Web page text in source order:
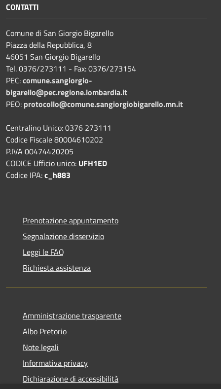
CONTATTI
Comune di San Giorgio Bigarello
Piazza della Repubblica, 8
46051 San Giorgio Bigarello
Tel. 0376/273111 - Fax: 0376/273154
PEC:comune.sangiorgio-
bigarello@pec.regione.lombardia.it
PEO: protocollo@comune.sangiorgiobigarello.mn.it
Centralino Unico: 0376 273111
Codice Fiscale 80004610202
P.IVA 00474420205
CODICE Ufficio unico: UFH1ED
Codice IPA:c_h883
Prenotazione appuntamento
Segnalazione disservizio
Leggi le FAQ
Richiesta assistenza
Amministrazione trasparente
Albo Pretorio
Note legali
Informativa privacy
Dichiarazione di accessibilità